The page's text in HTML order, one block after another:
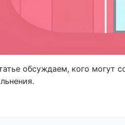
обсуждаем, кого могут